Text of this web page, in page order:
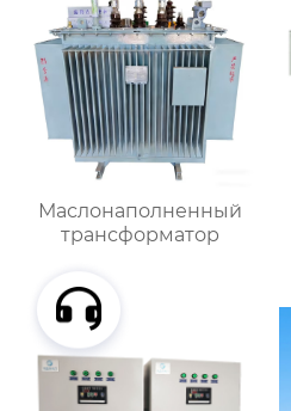
Маслонаполненный
трансформатор